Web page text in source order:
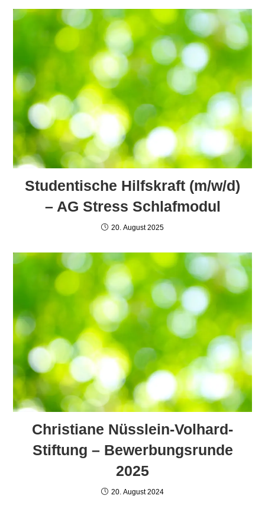
Studentische Hilfskraft (m/w/d)
– AG Stress Schlafmodul
20. August 2025
Christiane Nüsslein-Volhard-
Stiftung – Bewerbungsrunde
2025
20. August 2024